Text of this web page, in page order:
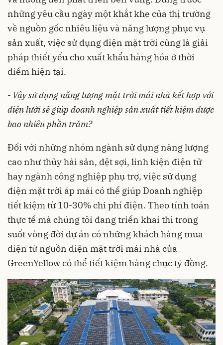
những yêu cầu ngày một khắt khe của thị trường
về nguồn gốc nhiêu liệu và năng lượng phục vụ
sản xuất, việc sử dụng điện mặt trời cũng là giải
pháp thiết yếu cho xuất khẩu hàng hóa ở thời
điểm hiện tại.
- Vậy sử dụng năng lượng mặt trời mái nhà kết hợp với
điện lưới sẽ giúp doanh nghiệp sản xuất tiết kiệm được
bao nhiêu phần trăm?
Đối với những nhóm ngành sử dụng năng lượng
cao như thủy hải sản, dệt sợi, linh kiện điện tử
hay ngành công nghiệp phụ trợ, việc sử dụng
điện mặt trời áp mái có thể giúp Doanh nghiệp
tiết kiệm từ 10-30% chi phí điện. Theo tính toán
thực tế mà chúng tôi đang triển khai thì trong
suốt vòng đời dự án có những khách hàng mua
điện từ nguồn điện mặt trời mái nhà của
GreenYellow có thể tiết kiệm hàng chục tỷ đồng.